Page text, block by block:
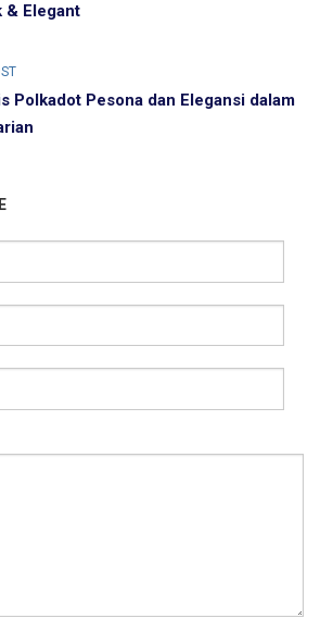
& Elegant
Polkadot Pesona dan Elegansi dalam